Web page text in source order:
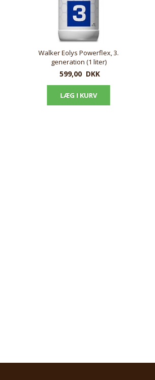
Walker Eolys Powerflex, 3.
generation (1 liter)
599,00DKK